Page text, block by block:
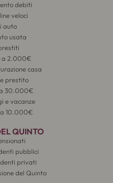
debiti
veloci
auto
usata
a 2.000€
casa
prestito
30.000€
e vacanze
10.000€
QUINTO
pubblici
privati
del Quinto